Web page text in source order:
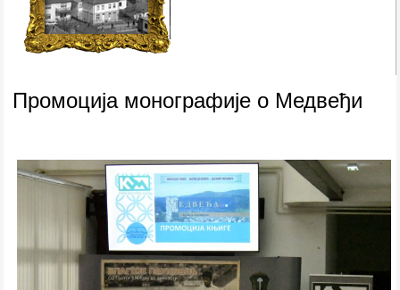
Промоција монографије о Медвеђи